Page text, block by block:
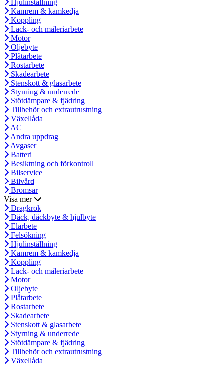
Hjulinställning
Kamrem & kamkedja
Koppling
Lack- och måleriarbete
Motor
Oljebyte
Plåtarbete
Rostarbete
Skadearbete
Stenskott & glasarbete
Styrning & underrede
Stötdämpare & fjädring
Tillbehör och extrautrustning
Växellåda
AC
Andra uppdrag
Avgaser
Batteri
Besiktning och förkontroll
Bilservice
Bilvård
Bromsar
Visa mer
Dragkrok
Däck, däckbyte & hjulbyte
Elarbete
Felsökning
Hjulinställning
Kamrem & kamkedja
Koppling
Lack- och måleriarbete
Motor
Oljebyte
Plåtarbete
Rostarbete
Skadearbete
Stenskott & glasarbete
Styrning & underrede
Stötdämpare & fjädring
Tillbehör och extrautrustning
Växellåda